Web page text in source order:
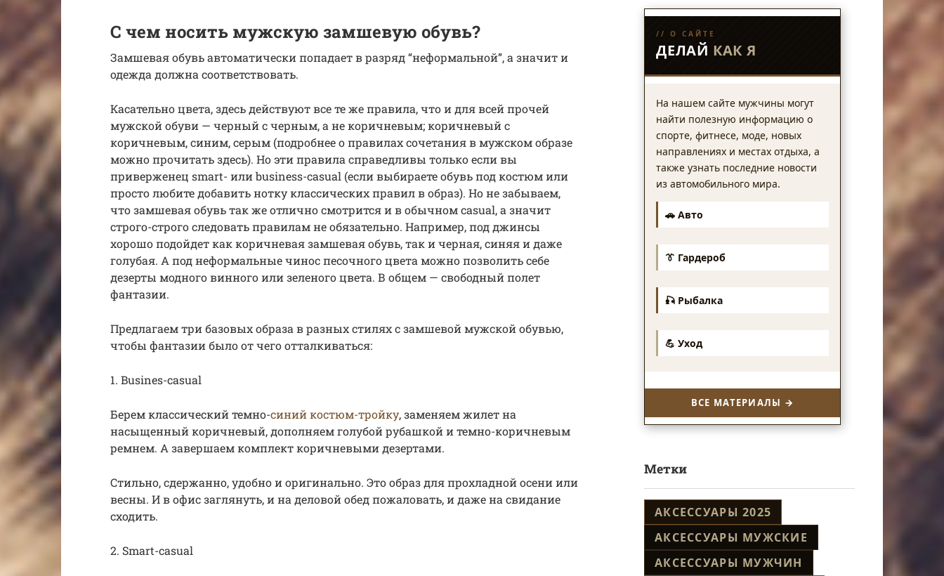
С чем носить мужскую замшевую обувь?
Замшевая обувь автоматически попадает в разряд “неформальной”, а значит и
одежда должна соответствовать.
Касательно цвета, здесь действуют все те же правила, что и для всей прочей
мужской обуви — черный с черным, а не коричневым; коричневый с
коричневым, синим, серым (подробнее о правилах сочетания в мужском образе
можно прочитать здесь). Но эти правила справедливы только если вы
приверженец smart- или business-casual (если выбираете обувь под костюм или
просто любите добавить нотку классических правил в образ). Но не забываем,
что замшевая обувь так же отлично смотрится и в обычном casual, а значит
строго-строго следовать правилам не обязательно. Например, под джинсы
хорошо подойдет как коричневая замшевая обувь, так и черная, синяя и даже
голубая. А под неформальные чинос песочного цвета можно позволить себе
дезерты модного винного или зеленого цвета. В общем — свободный полет
фантазии.
Предлагаем три базовых образа в разных стилях с замшевой мужской обувью,
чтобы фантазии было от чего отталкиваться:
1. Busines-casual
Берем классический темно-синий костюм-тройку, заменяем жилет на
насыщенный коричневый, дополняем голубой рубашкой и темно-коричневым
ремнем. А завершаем комплект коричневыми дезертами.
Стильно, сдержанно, удобно и оригинально. Это образ для прохладной осени или
весны. И в офис заглянуть, и на деловой обед пожаловать, и даже на свидание
сходить.
2. Smart-casual
// О САЙТЕ
ДЕЛАЙ КАК Я
На нашем сайте мужчины могут
найти полезную информацию о
спорте, фитнесе, моде, новых
направлениях и местах отдыха, а
также узнать последние новости
из автомобильного мира.
🚗 Авто
👔 Гардероб
🎣 Рыбалка
💪 Уход
ВСЕ МАТЕРИАЛЫ →
Метки
АКСЕССУАРЫ 2025
АКСЕССУАРЫ МУЖСКИЕ
АКСЕССУАРЫ МУЖЧИН